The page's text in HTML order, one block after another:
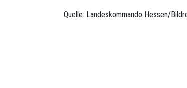
Quelle: Landeskommando Hessen/